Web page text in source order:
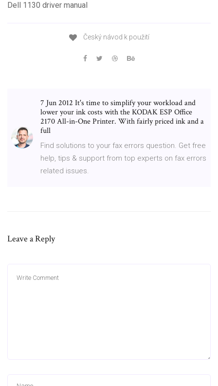
Dell 1130 driver manual
Český návod k použití
7 Jun 2012 It's time to simplify your workload and
lower your ink costs with the KODAK ESP Office
2170 All-in-One Printer. With fairly priced ink and a
full
Find solutions to your fax errors question. Get free
help, tips & support from top experts on fax errors
related issues.
Leave a Reply